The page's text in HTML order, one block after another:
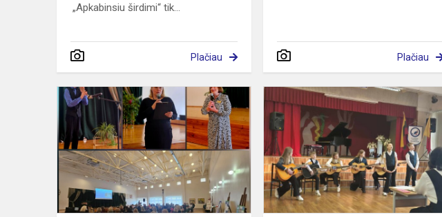
„Apkabinsiu širdimi“ tik...
Plačiau Plačiau
Respublikinė
konferencija
,,Įtraukusis
ugdymas
sėkmės
kel...